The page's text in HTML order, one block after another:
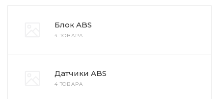
Блок ABS
4 ТОВАРА
Датчики ABS
4 ТОВАРА